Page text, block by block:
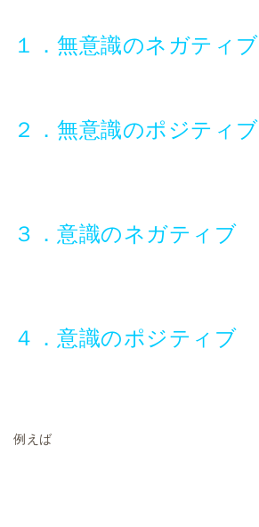
１．無意識のネガティブ
２．無意識のポジティブ
３．意識のネガティブ
４．意識のポジティブ
例えば